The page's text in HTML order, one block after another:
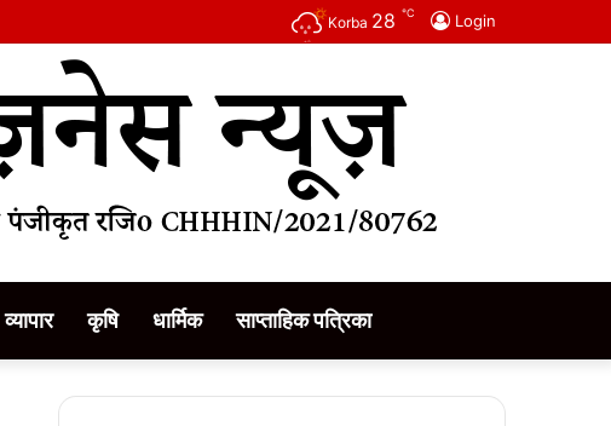
Login
Korba 28 ℃
व्यापार कृषि धार्मिक साप्ताहिक पत्रिका